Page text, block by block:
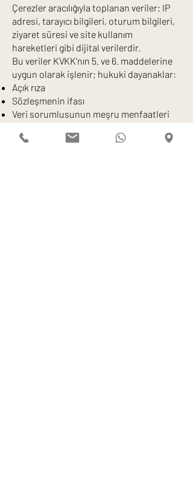
Çerezler aracılığıyla toplanan veriler; IP
adresi, tarayıcı bilgileri, oturum bilgileri,
ziyaret süresi ve site kullanım
hareketleri gibi dijital verilerdir.
Bu veriler KVKK’nın 5. ve 6. maddelerine
uygun olarak işlenir; hukuki dayanaklar:
Açık rıza
Sözleşmenin ifası
Veri sorumlusunun meşru menfaatleri
getirilmesi